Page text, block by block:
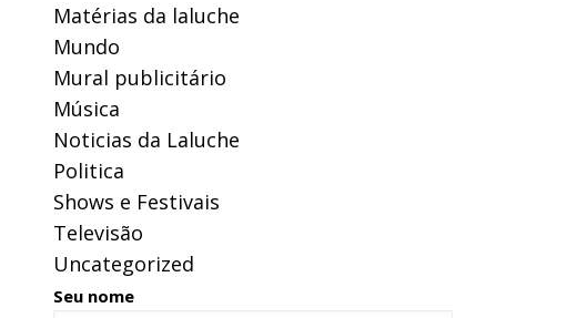
Matérias da laluche
Mundo
Mural publicitário
Música
Noticias da Laluche
Politica
Shows e Festivais
Televisão
Uncategorized
Seu nome